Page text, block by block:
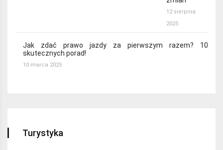
12 sierpnia
2025
Jak zdać prawo jazdy za pierwszym razem? 10
skutecznych porad!
10 marca 2025
Turystyka